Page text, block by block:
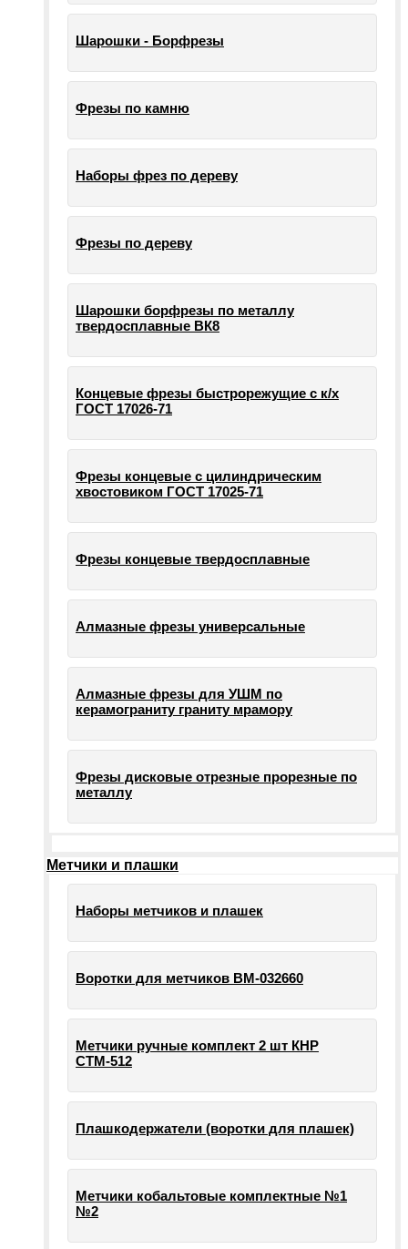
Шарошки - Борфрезы
Фрезы по камню
Наборы фрез по дереву
Фрезы по дереву
Шарошки борфрезы по металлу
твердосплавные ВК8
Концевые фрезы быстрорежущие с к/х
ГОСТ 17026-71
Фрезы концевые с цилиндрическим
хвостовиком ГОСТ 17025-71
Фрезы концевые твердосплавные
Алмазные фрезы универсальные
Алмазные фрезы для УШМ по
керамограниту граниту мрамору
Фрезы дисковые отрезные прорезные по
металлу
Метчики и плашки
Наборы метчиков и плашек
Воротки для метчиков ВМ-032660
Метчики ручные комплект 2 шт КНР
СТМ-512
Плашкодержатели (воротки для плашек)
Метчики кобальтовые комплектные №1
№2